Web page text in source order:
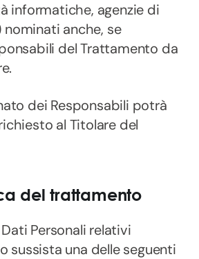
informatiche, agenzie di
anche, se
del Trattamento da
dei Responsabili potrà
al Titolare del
del trattamento
Personali relativi
sussista una delle seguenti